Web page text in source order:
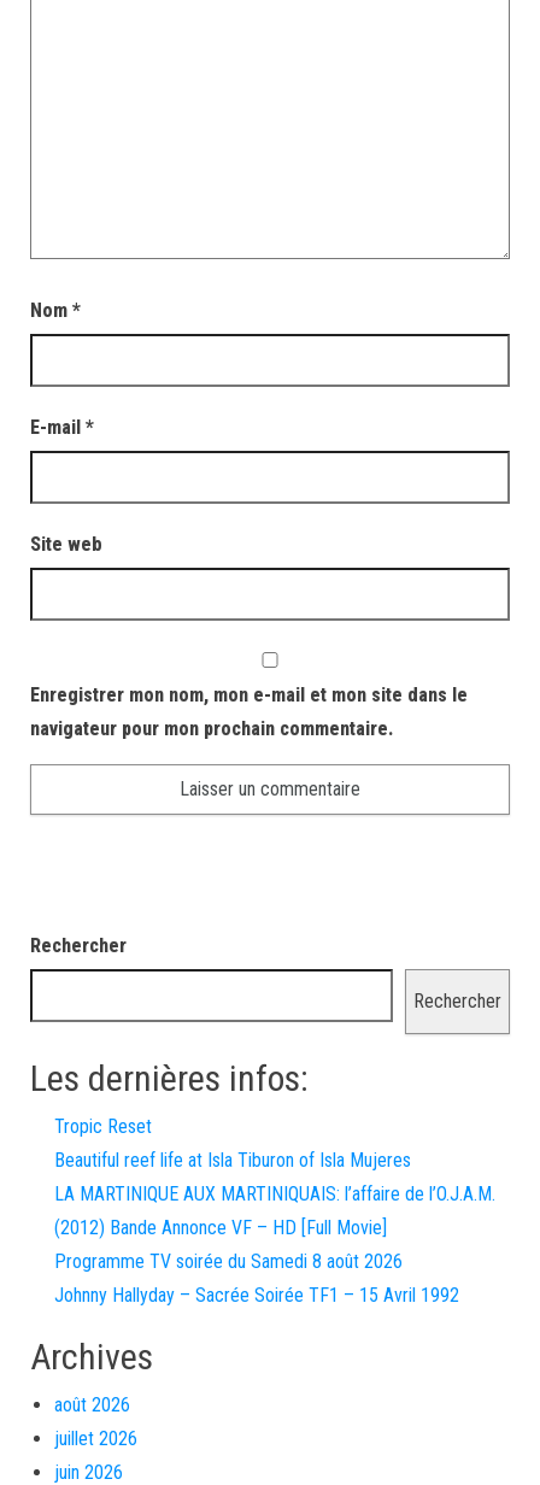
Nom *
E-mail *
Site web
Enregistrer mon nom, mon e-mail et mon site dans le
navigateur pour mon prochain commentaire.
Rechercher
Rechercher
Les dernières infos:
Tropic Reset
Beautiful reef life at Isla Tiburon of Isla Mujeres
LA MARTINIQUE AUX MARTINIQUAIS: l’affaire de l’O.J.A.M.
(2012) Bande Annonce VF – HD [Full Movie]
Programme TV soirée du Samedi 8 août 2026
Johnny Hallyday – Sacrée Soirée TF1 – 15 Avril 1992
Archives
août 2026
juillet 2026
juin 2026